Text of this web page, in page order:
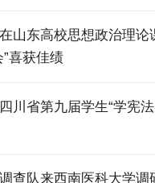
山东高校思想政治理论
喜获佳绩
川省第九届学生“学宪
查队来西南医科大学调